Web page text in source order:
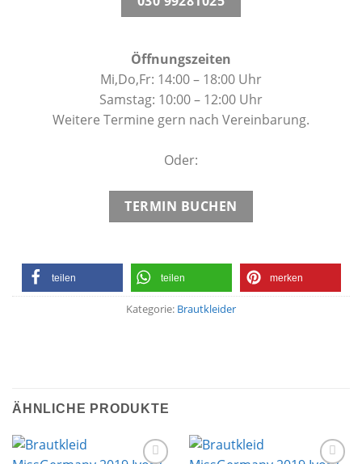
Öffnungszeiten
Mi,Do,Fr: 14:00 – 18:00 Uhr
Samstag: 10:00 – 12:00 Uhr
Weitere Termine gern nach Vereinbarung.
Oder:
TERMIN BUCHEN
teilen teilen merken
Kategorie: Brautkleider
ÄHNLICHE PRODUKTE